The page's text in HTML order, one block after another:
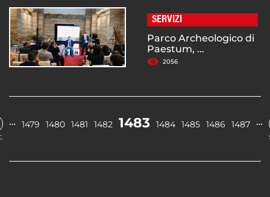
SERVIZI
Parco Archeologico di
Paestum, ...
2056
… 1479 1480 1481 1482 1483 1484 1485 1486 1487 …